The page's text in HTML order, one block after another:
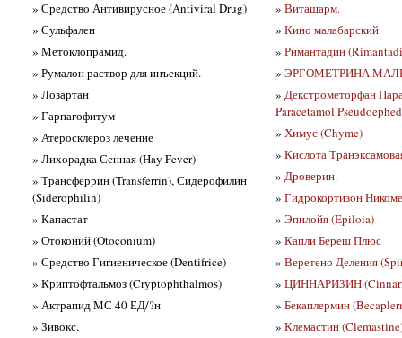
» Средство Антивирусное (Antiviral Drug)
» Сульфален
» Метоклопрамид.
» Румалон раствор для инъекций.
» Лозартан
» Гарпагофитум
» Атеросклероз лечение
» Лихорадка Сенная (Hay Fever)
» Трансферрин (Transferrin), Сидерофилин
(Siderophilin)
» Капастат
» Отоконий (Otoconium)
» Средство Гигиеническое (Dentifrice)
» Криптофтальмоз (Cryptophthalmos)
» Актрапид МС 40 ЕД/?н
» Зивокс.
» Виташарм.
» Кино малабарский
» Римантадин
» ЭРГОМЕТРИНА
» Декстрометорфан
Paracetamol
» Химус (Chyme)
» Кислота
» Дроверин.
» Гидрокортизон
» Эпилойя (Epiloia)
» Капли Береш Плюс
» Веретено Деления
» ЦИННАРИЗИН
» Бекаплермин
» Клемастин